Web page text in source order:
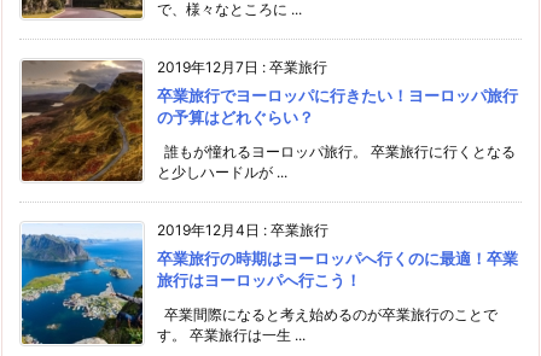
で、様々なところに ...
2019年12月7日 : 卒業旅行
卒業旅行でヨーロッパに行きたい！ヨーロッパ旅行
の予算はどれぐらい？
誰もが憧れるヨーロッパ旅行。 卒業旅行に行くとなる
と少しハードルが ...
2019年12月4日 : 卒業旅行
卒業旅行の時期はヨーロッパへ行くのに最適！卒業
旅行はヨーロッパへ行こう！
卒業間際になると考え始めるのが卒業旅行のことで
す。 卒業旅行は一生 ...